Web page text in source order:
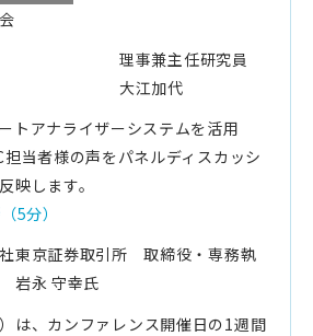
理事兼主任研究員
大江加代
トアナライザーシステムを活用
担当者様の声をパネルディスカッシ
映します。
5分）
東京証券取引所 取締役・専務執
岩永 守幸氏
は、カンファレンス開催日の1週間